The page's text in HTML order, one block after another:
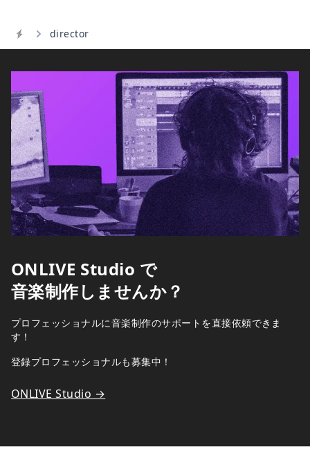
director
ONLIVE Studio で
音楽制作しませんか？
プロフェッショナルに音楽制作のサポートを直接依頼できま
す！
登録プロフェッショナルも募集中！
ONLIVE Studio →